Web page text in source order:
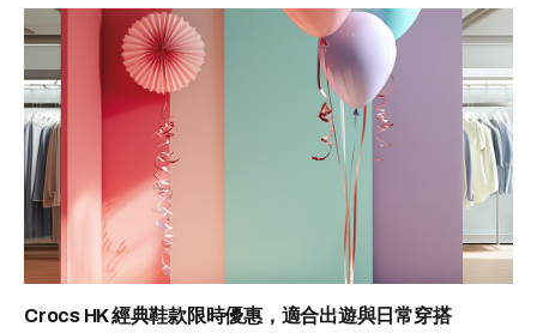
Crocs HK 經典鞋款限時優惠，適合出遊與日常穿搭